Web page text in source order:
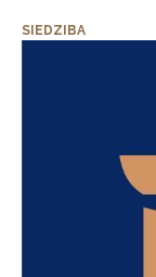
SIEDZIBA